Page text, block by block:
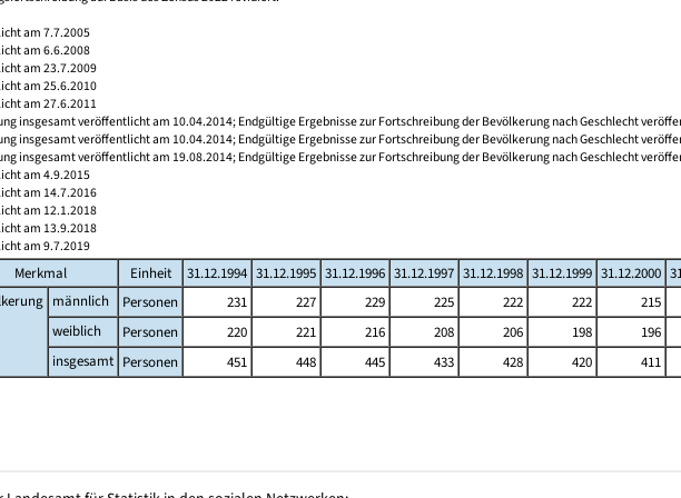
am 7.7.2005
am 6.6.2008
am 23.7.2009
am 25.6.2010
am 27.6.2011
insgesamt veröffentlicht am 10.04.2014; Endgültige Ergebnisse zur Fortschreibung der Bevölkerung nach Geschlecht
insgesamt veröffentlicht am 10.04.2014; Endgültige Ergebnisse zur Fortschreibung der Bevölkerung nach Geschlecht
insgesamt veröffentlicht am 19.08.2014; Endgültige Ergebnisse zur Fortschreibung der Bevölkerung nach Geschlecht
am 4.9.2015
am 14.7.2016
am 12.1.2018
am 13.9.2018
am 9.7.2019
Merkmal Einheit 31.12.1994 31.12.1995 31.12.1996 31.12.1997 31.12.1998 31.12.1999 31.12.2000
männlich Personen 231 227 229 225 222 222 215
weiblich
Personen 220 221 216 208 206 198 196
insgesamt Personen 451 448 445 433 428 420 411